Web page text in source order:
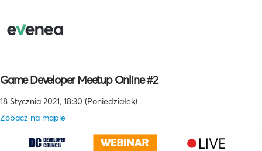
Game Developer Meetup Online #2
18 Stycznia 2021, 18:30 (Poniedziałek)
Zobacz na mapie